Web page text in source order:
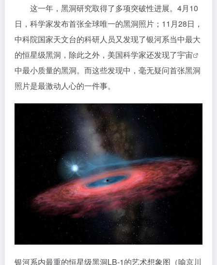
这一年，黑洞研究取得了多项突破性进展。4月10
日，科学家发布首张全球唯一的黑洞照片；11月28日，
中科院国家天文台的科研人员又发现了银河系当中最大
的恒星级黑洞，除此之外，美国科学家还发现了宇宙
中最小质量的黑洞。而这些发现中，毫无疑问首张黑洞
照片是最激动人心的一件事。
银河系内最重的恒星级黑洞LB-1的艺术想象图（喻京川